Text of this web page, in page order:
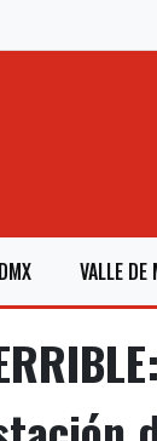
VALLE DE